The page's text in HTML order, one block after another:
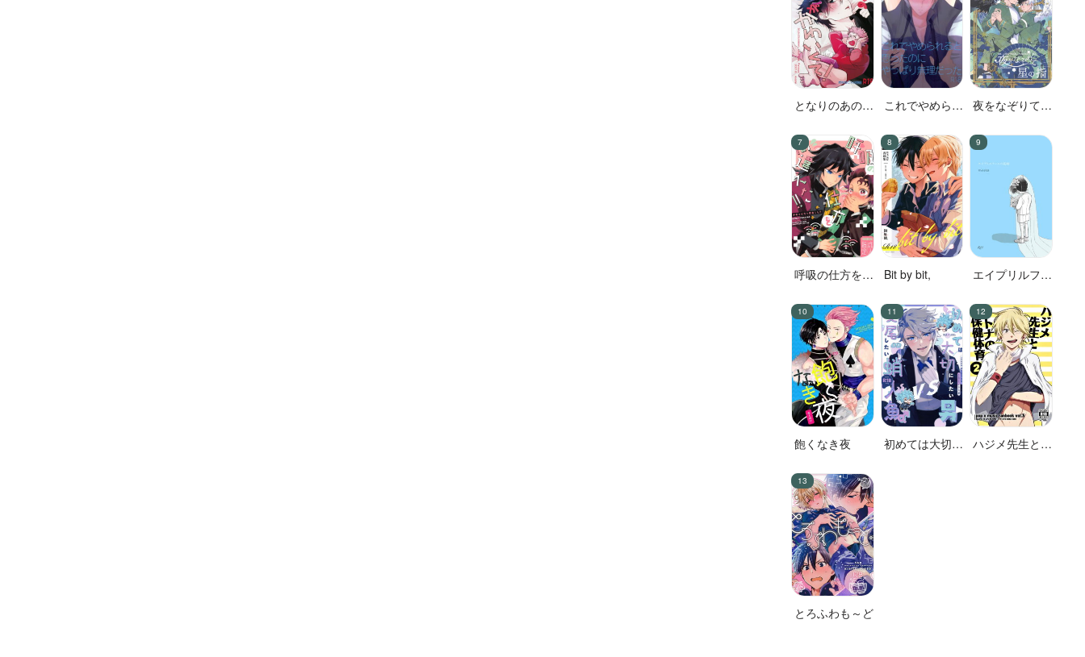
となりのあのこ
これでやめられ
やっぱり無理だ
った
夜をなぞりて星
呼吸の仕方を間
Bit by bit,
エイプリルフー
飽くなき夜
初めては大切に
ハジメ先生とオ
とろふわも～ど